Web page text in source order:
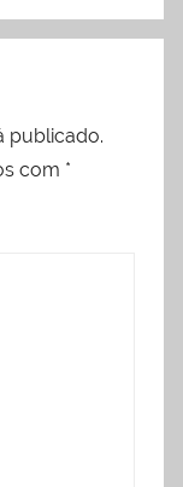
publicado.
com *